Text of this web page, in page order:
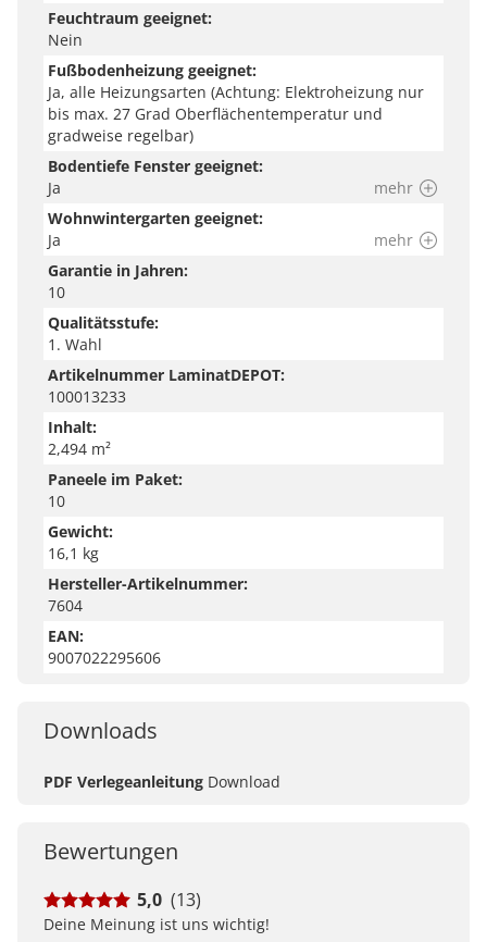
Feuchtraum geeignet:
Nein
Fußbodenheizung geeignet:
Ja, alle Heizungsarten (Achtung: Elektroheizung nur
bis max. 27 Grad Oberflächentemperatur und
gradweise regelbar)
Bodentiefe Fenster geeignet:
Ja
mehr
Wohnwintergarten geeignet:
Ja
mehr
Garantie in Jahren:
10
Qualitätsstufe:
1. Wahl
Artikelnummer LaminatDEPOT:
100013233
Inhalt:
2,494 m²
Paneele im Paket:
10
Gewicht:
16,1 kg
Hersteller-Artikelnummer:
7604
EAN:
9007022295606
Downloads
PDF Verlegeanleitung Download
Bewertungen
5,0 (13)
Deine Meinung ist uns wichtig!